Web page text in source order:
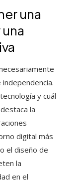
una
y cuál
la
digital más
el diseño de
la
en el